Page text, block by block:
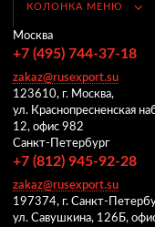
КОЛОНКА МЕНЮ
Москва
+7 (495) 744-37-18
zakaz@rusexport.su
123610, г. Москва,
ул. Краснопресненская
12, офис 982
Санкт-Петербург
+7 (812) 945-92-28
zakaz@rusexport.su
197374, г. Санкт-
ул. Савушкина, 126Б,